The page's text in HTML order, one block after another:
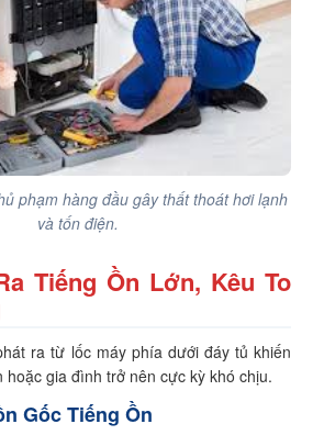
phạm hàng đầu gây thất thoát hơi lạnh
và tốn điện.
Tiếng Ồn Lớn, Kêu To
ra từ lốc máy phía dưới đáy tủ khiến
hoặc gia đình trở nên cực kỳ khó chịu.
Gốc Tiếng Ồn